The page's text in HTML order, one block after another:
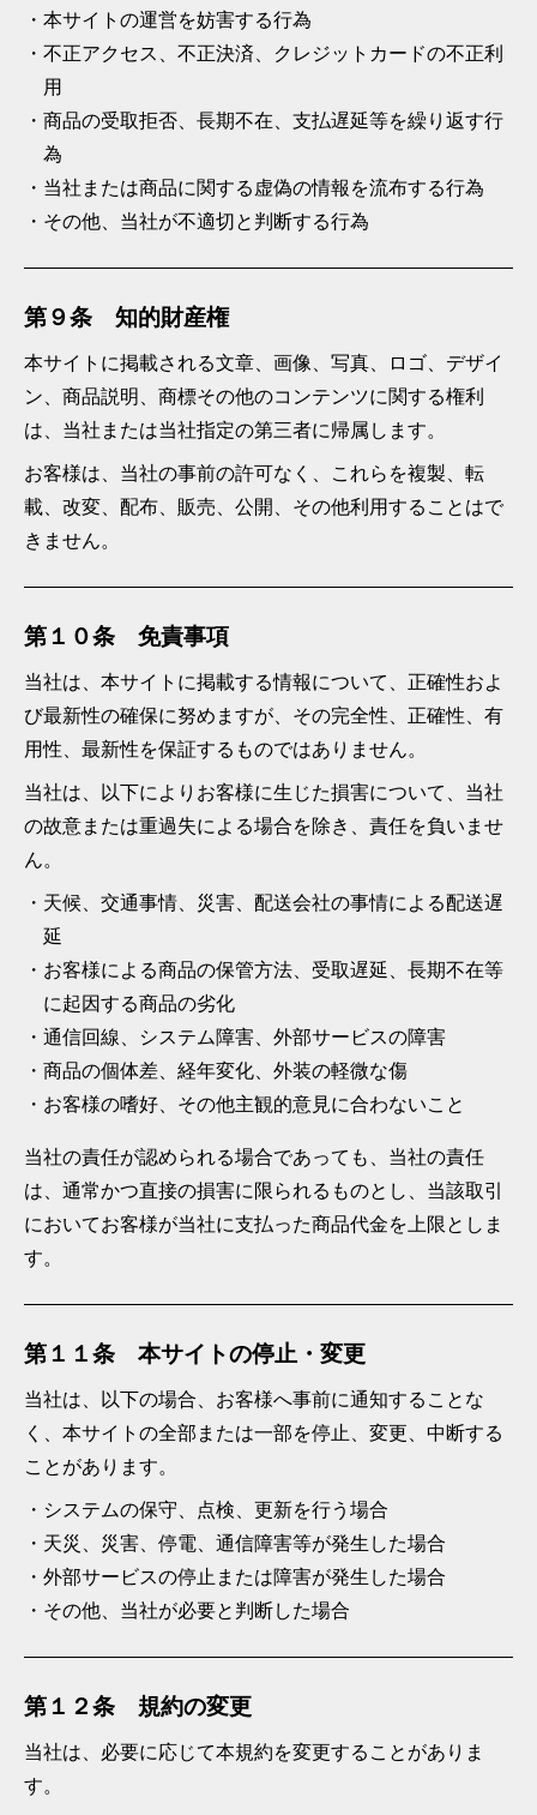
本サイトの運営を妨害する行為
不正アクセス、不正決済、クレジットカードの不正利
用
商品の受取拒否、長期不在、支払遅延等を繰り返す行
為
当社または商品に関する虚偽の情報を流布する行為
その他、当社が不適切と判断する行為
第９条 知的財産権
本サイトに掲載される文章、画像、写真、ロゴ、デザイ
ン、商品説明、商標その他のコンテンツに関する権利
は、当社または当社指定の第三者に帰属します。
お客様は、当社の事前の許可なく、これらを複製、転
載、改変、配布、販売、公開、その他利用することはで
きません。
第１０条 免責事項
当社は、本サイトに掲載する情報について、正確性およ
び最新性の確保に努めますが、その完全性、正確性、有
用性、最新性を保証するものではありません。
当社は、以下によりお客様に生じた損害について、当社
の故意または重過失による場合を除き、責任を負いませ
ん。
天候、交通事情、災害、配送会社の事情による配送遅
延
お客様による商品の保管方法、受取遅延、長期不在等
に起因する商品の劣化
通信回線、システム障害、外部サービスの障害
商品の個体差、経年変化、外装の軽微な傷
お客様の嗜好、その他主観的意見に合わないこと
当社の責任が認められる場合であっても、当社の責任
は、通常かつ直接の損害に限られるものとし、当該取引
においてお客様が当社に支払った商品代金を上限としま
す。
第１１条 本サイトの停止・変更
当社は、以下の場合、お客様へ事前に通知することな
く、本サイトの全部または一部を停止、変更、中断する
ことがあります。
システムの保守、点検、更新を行う場合
天災、災害、停電、通信障害等が発生した場合
外部サービスの停止または障害が発生した場合
その他、当社が必要と判断した場合
第１２条 規約の変更
当社は、必要に応じて本規約を変更することがありま
す。